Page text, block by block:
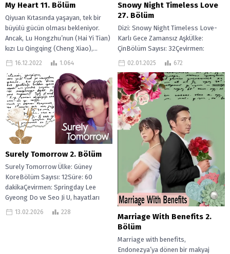
My Heart 11. Bölüm
Qiyuan Kıtasında yaşayan, tek bir
büyülü gücün olması bekleniyor.
Ancak, Lu Hongzhu’nun (Hai Yi Tian)
kızı Lu Qingqing (Cheng Xiao),...
16.12.2022 1.064
Snowy Night Timeless Love
27. Bölüm
Dizi: Snowy Night Timeless Love-
Karlı Gece Zamansız AşkÜlke:
ÇinBölüm Sayısı: 32Çevirmen:
Spring daySınır tanımayan kılıç
02.01.2025 672
Surely Tomorrow 2. Bölüm
Surely Tomorrow Ülke: Güney
KoreBölüm Sayısı: 12Süre: 60
dakikaÇevirmen: Springday Lee
Gyeong Do ve Seo Ji U, hayatları
boyunca birbirlerine...
13.02.2026 228
Marriage With Benefits 2.
Bölüm
Marriage with benefits,
Endonezya’ya dönen bir makyaj